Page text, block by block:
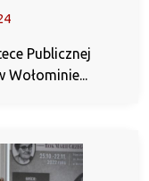
Publicznej
Wołominie...